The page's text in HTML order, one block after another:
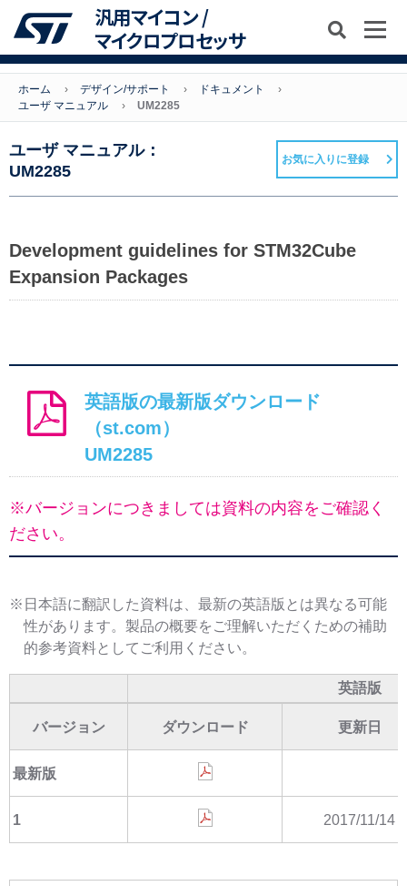
汎用マイコン /
マイクロプロセッサ
ホーム デザイン/サポート
ドキュメント
ユーザ マニュアル
UM2285
ユーザ マニュアル：
UM2285
お気に入りに登録
Development guidelines for STM32Cube
Expansion Packages
英語版の最新版ダウンロード
（st.com）
UM2285
※バージョンにつきましては資料の内容をご確認く
ださい。
※日本語に翻訳した資料は、最新の英語版とは異なる可能
性があります。製品の概要をご理解いただくための補助
的参考資料としてご利用ください。
英語版
バージョン ダウンロード 更新日
最新版
1 2017/11/14